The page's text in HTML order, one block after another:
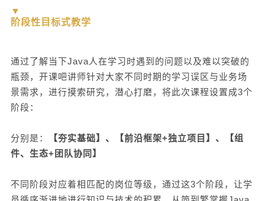
▼
阶段性目标式教学
通过了解当下Java人在学习时遇到的问题以及难以突破的
瓶颈，开课吧讲师针对大家不同时期的学习误区与业务场
景需求，进行摸索研究，潜心打磨，将此次课程设置成3个
阶段：
分别是：
【夯实基础】、【前沿框架+独立项目】、【组
件、生态+团队协同】
不同阶段对应着相匹配的岗位等级，通过这3个阶段，让学